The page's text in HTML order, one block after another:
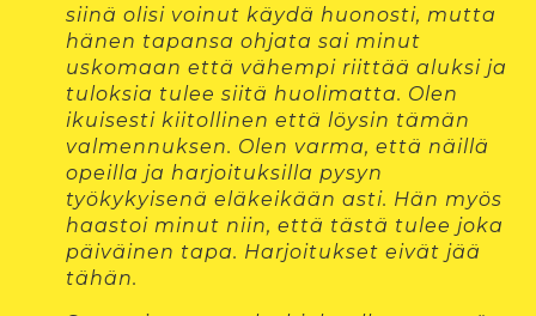
siinä olisi voinut käydä huonosti, mutta
hänen tapansa ohjata sai minut
uskomaan että vähempi riittää aluksi ja
tuloksia tulee siitä huolimatta. Olen
ikuisesti kiitollinen että löysin tämän
valmennuksen. Olen varma, että näillä
opeilla ja harjoituksilla pysyn
työkykyisenä eläkeikään asti. Hän myös
haastoi minut niin, että tästä tulee joka
päiväinen tapa. Harjoitukset eivät jää
tähän.